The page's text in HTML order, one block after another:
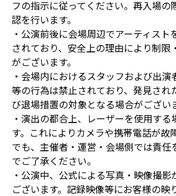
フの指示に従ってください。再入場の
認を行います。
・公演前後に会場周辺でアーティスト
されており、安全上の理由により制限
がございます。
・会場内におけるスタッフおよび出
等の行為は禁止されており、発見され
び退場措置の対象となる場合がござい
・演出の都合上、レーザーを使用する
す。これによりカメラや携帯電話が故
でも、主催者・運営・会場側では責任
でご了承ください。
・公演中、公式による写真・映像撮影
ございます。記録映像等にお客様の映